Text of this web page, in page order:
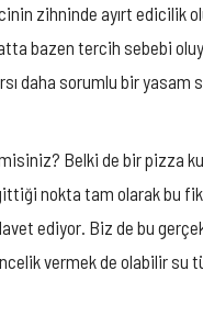
zihninde ayırt
bazen tercih sebebi
daha sorumlu bir yasam
Belki de bir pizza
nokta tam olarak bu
ediyor. Biz de bu
vermek de olabilir su